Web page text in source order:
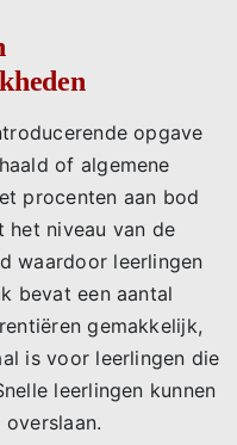
opgave
of algemene
procenten aan bod
het niveau van de
waardoor leerlingen
bevat een aantal
gemakkelijk,
is voor leerlingen die
leerlingen kunnen